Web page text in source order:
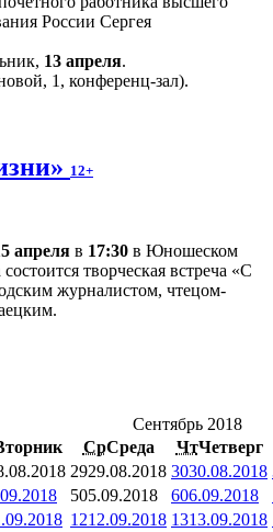
России Сергея
13 апреля.
1, конференц-зал).
12+
апреля в 17:30 в Юношеском
творческая встреча «С
журналистом, чтецом-
Сентябрь 2018
СрСреда ЧтЧетверг
2929.08.2018 3030.08.2018
505.09.2018 606.09.2018
1212.09.2018 1313.09.2018